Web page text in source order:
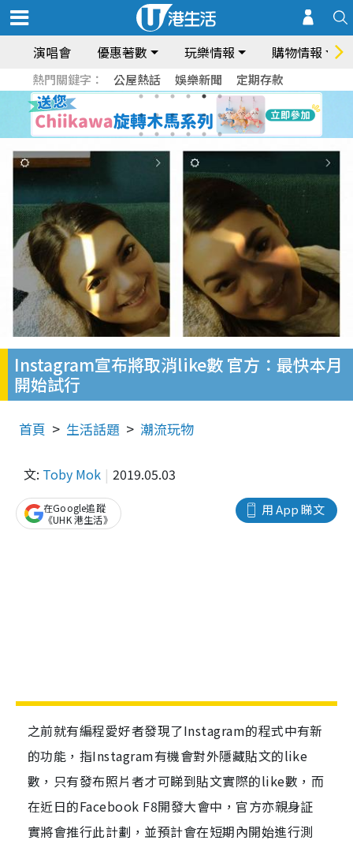
演唱會 優惠著數 玩樂情報 購物情報
熱門關鍵字： 公屋熱話 娛樂新聞 定期存款
Instagram宣布將取消like數 官方：最快本月
開始試行
首頁 生活話題 潮流玩物
文: Toby Mok 2019.05.03
用 App 睇文
在Google追蹤
《UHK 港生活》
之前就有編程愛好者發現了Instagram的程式中有新
的功能，指Instagram有機會對外隱藏貼文的like
數，只有發布照片者才可睇到貼文實際的like數，而
在近日的Facebook F8開發大會中，官方亦親身証
實將會推行此計劃，並預計會在短期內開始進行測